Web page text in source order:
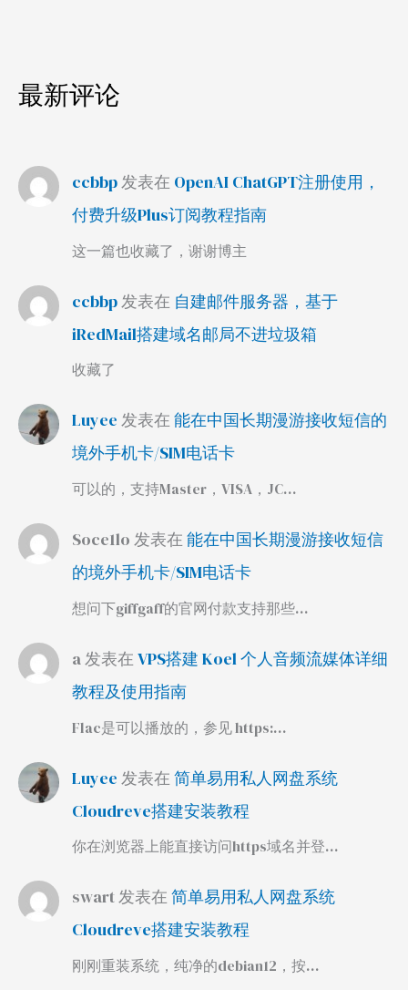
最新评论
ccbbp发表在 OpenAI ChatGPT注册使用，
付费升级Plus订阅教程指南
这一篇也收藏了，谢谢博主
ccbbp发表在 自建邮件服务器，基于
iRedMail搭建域名邮局不进垃圾箱
收藏了
Luyee 发表在能在中国长期漫游接收短信的
境外手机卡/SIM电话卡
可以的，支持Master，VISA，JC…
Soce1lo 发表在能在中国长期漫游接收短信
的境外手机卡/SIM电话卡
想问下giffgaff的官网付款支持那些…
a发表在 VPS搭建 Koel 个人音频流媒体详细
教程及使用指南
Flac是可以播放的，参见 https:…
Luyee 发表在 简单易用私人网盘系统
Cloudreve搭建安装教程
你在浏览器上能直接访问https域名并登…
swart发表在简单易用私人网盘系统
Cloudreve搭建安装教程
刚刚重装系统，纯净的debian12，按…